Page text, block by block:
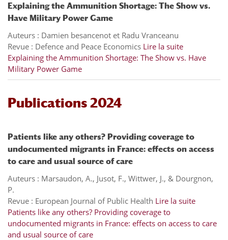
Explaining the Ammunition Shortage: The Show vs.
Have Military Power Game
Auteurs : Damien besancenot et Radu Vranceanu
Revue : Defence and Peace Economics Lire la suite
Explaining the Ammunition Shortage: The Show vs. Have
Military Power Game
Publications 2024
Patients like any others? Providing coverage to
undocumented migrants in France: effects on access
to care and usual source of care
Auteurs : Marsaudon, A., Jusot, F., Wittwer, J., & Dourgnon,
P.
Revue : European Journal of Public Health Lire la suite
Patients like any others? Providing coverage to
undocumented migrants in France: effects on access to care
and usual source of care